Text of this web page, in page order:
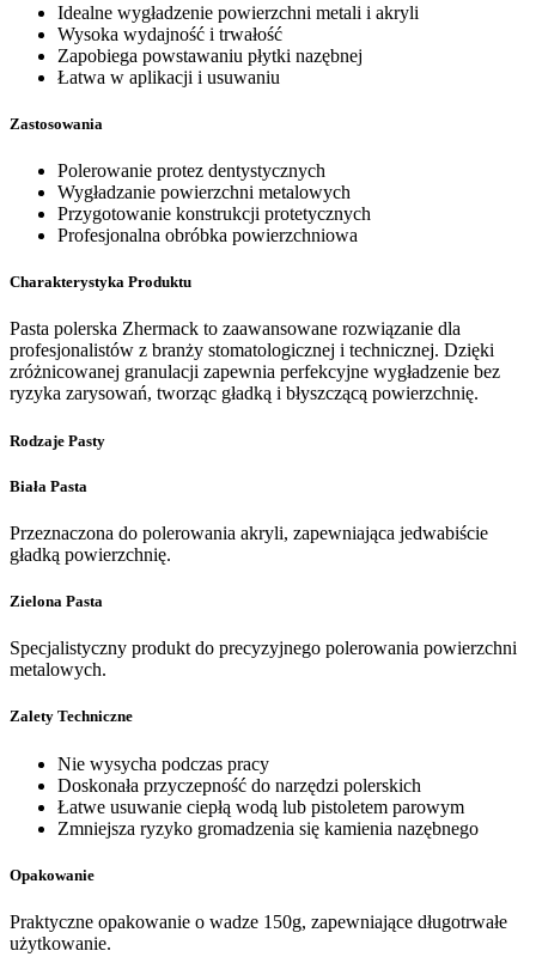
Idealne wygładzenie powierzchni metali i akryli
Wysoka wydajność i trwałość
Zapobiega powstawaniu płytki nazębnej
Łatwa w aplikacji i usuwaniu
Zastosowania
Polerowanie protez dentystycznych
Wygładzanie powierzchni metalowych
Przygotowanie konstrukcji protetycznych
Profesjonalna obróbka powierzchniowa
Charakterystyka Produktu
Pasta polerska Zhermack to zaawansowane rozwiązanie dla
profesjonalistów z branży stomatologicznej i technicznej. Dzięki
zróżnicowanej granulacji zapewnia perfekcyjne wygładzenie bez
ryzyka zarysowań, tworząc gładką i błyszczącą powierzchnię.
Rodzaje Pasty
Biała Pasta
Przeznaczona do polerowania akryli, zapewniająca jedwabiście
gładką powierzchnię.
Zielona Pasta
Specjalistyczny produkt do precyzyjnego polerowania powierzchni
metalowych.
Zalety Techniczne
Nie wysycha podczas pracy
Doskonała przyczepność do narzędzi polerskich
Łatwe usuwanie ciepłą wodą lub pistoletem parowym
Zmniejsza ryzyko gromadzenia się kamienia nazębnego
Opakowanie
Praktyczne opakowanie o wadze 150g, zapewniające długotrwałe
użytkowanie.